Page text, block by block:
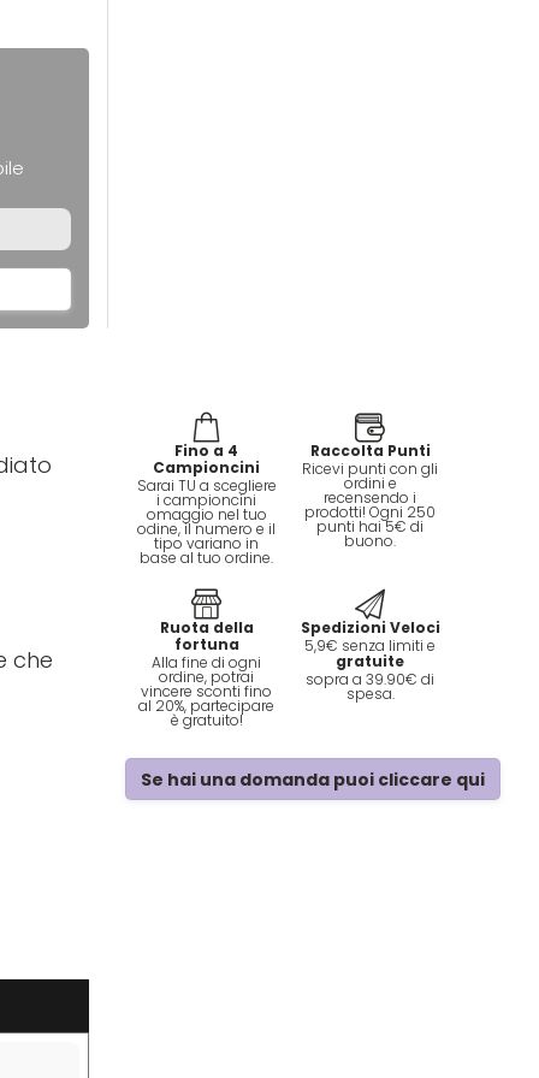
che
Fino a 4
Campioncini
Sarai TU a scegliere
i campioncini
omaggio nel tuo
odine, il numero e il
tipo variano in
base al tuo ordine.
Raccolta Punti
Ricevi punti con gli
ordini e
recensendo i
prodotti! Ogni 250
punti hai 5€ di
buono.
Ruota della
fortuna
Alla fine di ogni
ordine, potrai
vincere sconti fino
al 20%, partecipare
è gratuito!
Spedizioni Veloci
5,9€ senza limiti e
gratuite
sopra a 39.90€ di
spesa.
Se hai una domanda puoi cliccare qui